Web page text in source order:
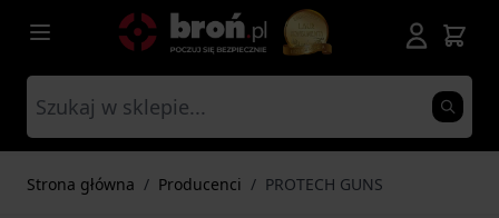
Przejdź do treści
Strona główna / Producenci / PROTECH GUNS